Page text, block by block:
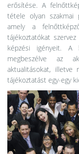
erősítése. A
tétele olyan szakmai
amely a
tájékoztatókat
képzési igényeit. A
megbeszélve az
aktualitásokat, illetve
tájékoztatást egy-egy